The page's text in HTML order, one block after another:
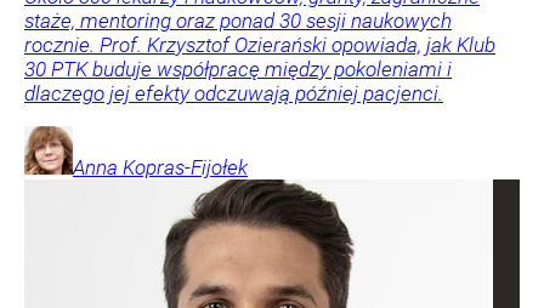
staże, mentoring oraz ponad 30 sesji naukowych
rocznie. Prof. Krzysztof Ozierański opowiada, jak Klub
30 PTK buduje współpracę między pokoleniami i
dlaczego jej efekty odczuwają później pacjenci.
Anna Kopras-Fijołek